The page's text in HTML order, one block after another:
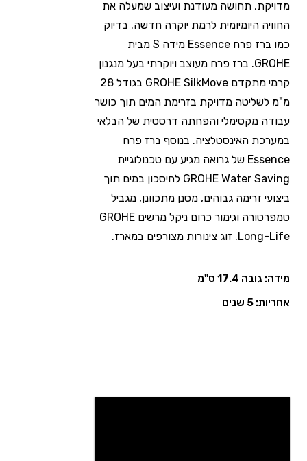
מדויקת, תחושה מעודנת ועיצוב שמעלה את
החוויה היומיומית לרמת יוקרה חדשה. בדיוק
כמו ברז פרח Essence מידה S מבית
GROHE. ברז פרח מעוצב ויוקרתי בעל מנגנון
קרמי מתקדם GROHE SilkMove‏ בגודל 28
מ"מ לשליטה מדויקת בזרימת המים תוך כושר
עבודה מקסימלי והפחתה דרסטית של הבלאי
במערכת האינסטלציה. בנוסף ברז פרח
Essence של גרואה מגיע עם טכנולוגיית
GROHE Water Saving לחיסכון במים תוך
ביצועי זרימה גבוהים, מסנן מתכוונן, מגביל
טמפרטורה וגימור כרום ניקל מרשים GROHE
Long-Life. זוג צינורות מצורפים במארז.
מידה: גובה 17.4 ס"מ
אחריות: 5 שנים